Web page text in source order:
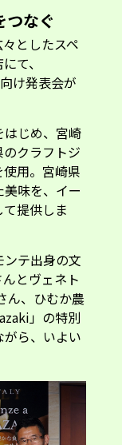
つなぐ
としたスペ
て、
け発表会が
じめ、宮崎
クラフトジ
用。宮崎県
味を、イー
提供しま
テ出身の文
とヴェネト
ん、ひむか農
」の特別
ら、いよい